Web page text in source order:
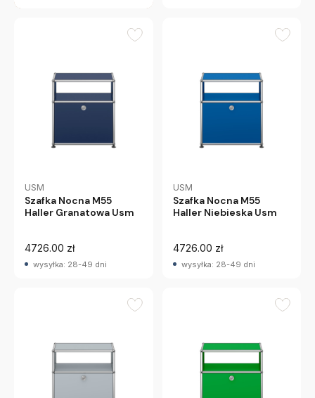
USM
Szafka Nocna M55
Haller Granatowa Usm
4726.00 zł
wysyłka: 28-49 dni
USM
Szafka Nocna M55
Haller Niebieska Usm
4726.00 zł
wysyłka: 28-49 dni